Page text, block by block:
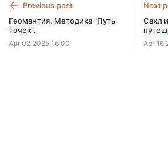
UNLOCK WITH
$3.5 per month
Previous post
Геомантия. Методика "Путь
точек".
Apr 02 2025 16:00
Next
Сахл
Apr 16